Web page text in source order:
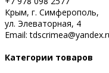
Крым, г. Симферополь,
ул. Элеваторная, 4
Email:
Категории товаров